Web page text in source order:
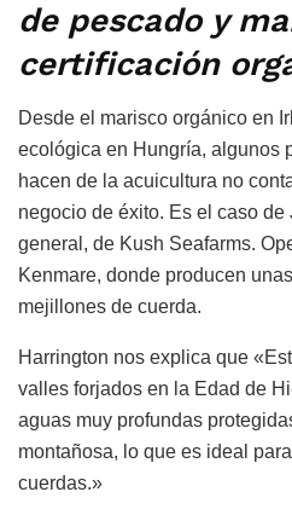
de pescado y
certificación
Desde el marisco orgánico en
ecológica en Hungría, algunos
hacen de la acuicultura no
negocio de éxito. Es el caso
general, de Kush Seafarms.
Kenmare, donde producen
mejillones de cuerda.
Harrington nos explica que
valles forjados en la Edad de
aguas muy profundas
montañosa, lo que es ideal
cuerdas.»